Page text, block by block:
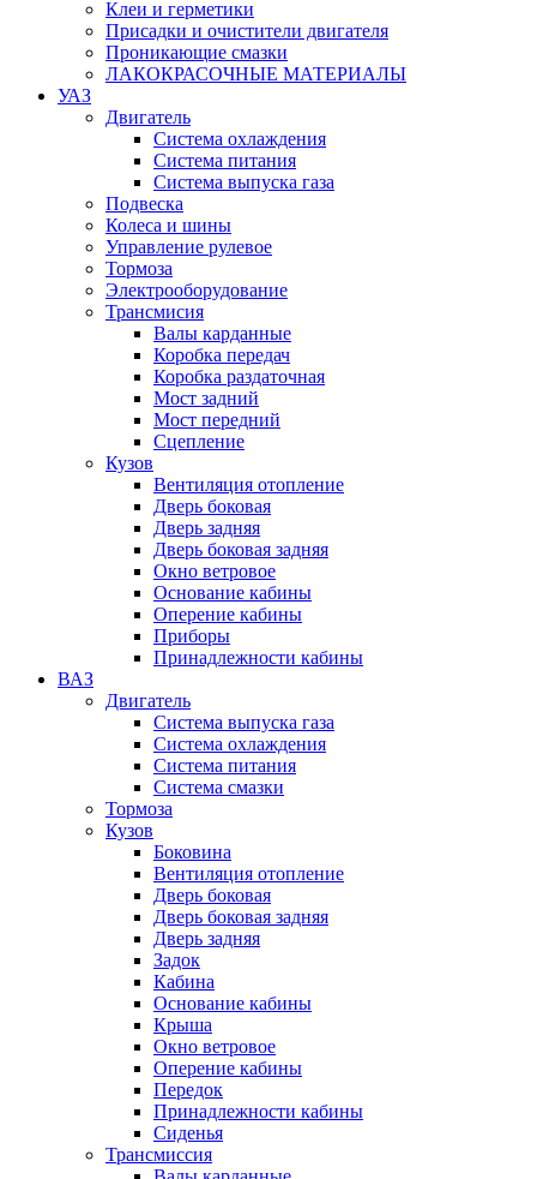
Клеи и герметики
Присадки и очистители двигателя
Проникающие смазки
ЛАКОКРАСОЧНЫЕ МАТЕРИАЛЫ
УАЗ
Двигатель
Система охлаждения
Система питания
Система выпуска газа
Подвеска
Колеса и шины
Управление рулевое
Тормоза
Электрооборудование
Трансмисия
Валы карданные
Коробка передач
Коробка раздаточная
Мост задний
Мост передний
Сцепление
Кузов
Вентиляция отопление
Дверь боковая
Дверь задняя
Дверь боковая задняя
Окно ветровое
Основание кабины
Оперение кабины
Приборы
Принадлежности кабины
ВАЗ
Двигатель
Система выпуска газа
Система охлаждения
Система питания
Система смазки
Тормоза
Кузов
Боковина
Вентиляция отопление
Дверь боковая
Дверь боковая задняя
Дверь задняя
Задок
Кабина
Основание кабины
Крыша
Окно ветровое
Оперение кабины
Передок
Принадлежности кабины
Сиденья
Трансмиссия